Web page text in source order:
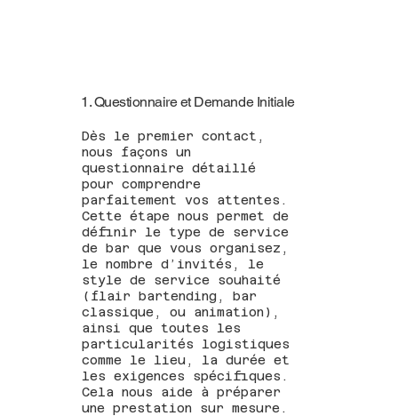
1. Questionnaire et Demande Initiale
Dès le premier contact,
nous façons un
questionnaire détaillé
pour comprendre
parfaitement vos attentes.
Cette étape nous permet de
définir le type de service
de bar que vous organisez,
le nombre d’invités, le
style de service souhaité
(flair bartending, bar
classique, ou animation),
ainsi que toutes les
particularités logistiques
comme le lieu, la durée et
les exigences spécifiques.
Cela nous aide à préparer
une prestation sur mesure.